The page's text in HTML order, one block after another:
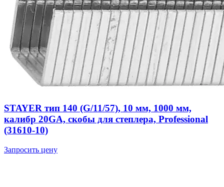
STAYER тип 140 (G/11/57), 10 мм, 1000 мм,
калибр 20GA, скобы для степлера, Professional
(31610-10)
Запросить цену